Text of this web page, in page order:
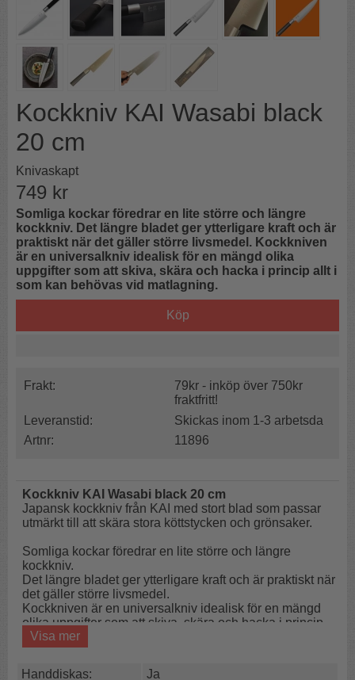
Kockkniv KAI Wasabi black
20 cm
Knivaskapt
749 kr
Somliga kockar föredrar en lite större och längre
kockkniv. Det längre bladet ger ytterligare kraft och är
praktiskt när det gäller större livsmedel. Kockkniven
är en universalkniv idealisk för en mängd olika
uppgifter som att skiva, skära och hacka i princip allt i
som kan behövas vid matlagning.
Köp
Frakt:
79kr - inköp över 750kr
fraktfritt!
Leveranstid:
Skickas inom 1-3 arbetsda
Artnr:
11896
Kockkniv KAI Wasabi black 20 cm
Japansk kockkniv från KAI med stort blad som passar
utmärkt till att skära stora köttstycken och grönsaker.
Somliga kockar föredrar en lite större och längre
kockkniv.
Det längre bladet ger ytterligare kraft och är praktiskt när
det gäller större livsmedel.
Kockkniven är en universalkniv idealisk för en mängd
olika uppgifter som att skiva, skära och hacka i princip
allt i som kan behövas vid matlagning.
Det längre bladet gör att man kan skära mer med färre
Visa mer
Handdiskas:
Ja